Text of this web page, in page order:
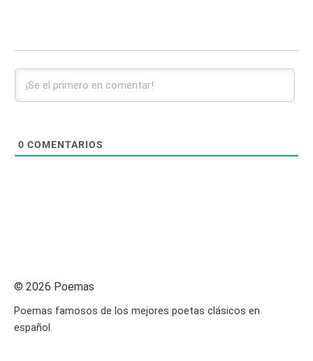
0 COMENTARIOS
© 2026 Poemas
Poemas famosos de los mejores poetas clásicos en
español.